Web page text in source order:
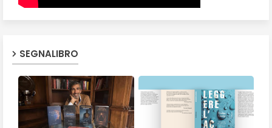
SEGNALIBRO